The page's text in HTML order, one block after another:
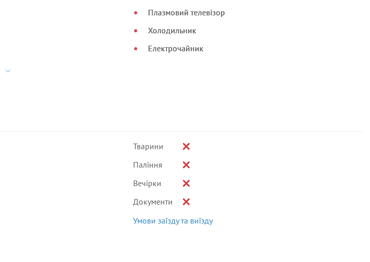
Плазмовий телевізор
Холодильник
Електрочайник
Тварини
Паління
Вечірки
Документи
Умови заїзду та виїзду